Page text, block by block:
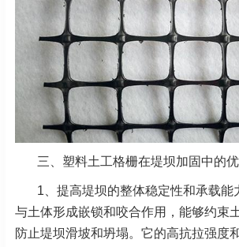
三、塑料土工格栅在堤坝加固中的
1、 提高堤坝的整体稳定性和承载能
与土体形成嵌锁和咬合作用，能够约束
防止堤坝滑坡和坍塌。它的高抗拉强度